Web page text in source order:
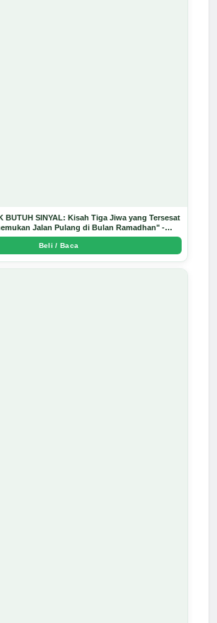
BUTUH SINYAL: Kisah Tiga Jiwa yang Tersesat
Jalan Pulang di Bulan Ramadhan" -
Beli / Baca